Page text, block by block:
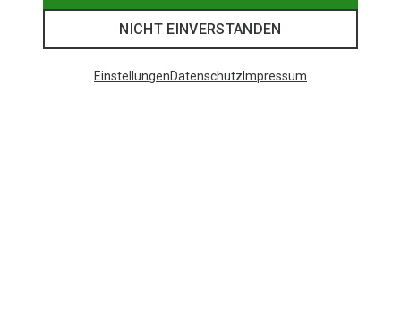
NICHT EINVERSTANDEN
EinstellungenDatenschutz Impressum